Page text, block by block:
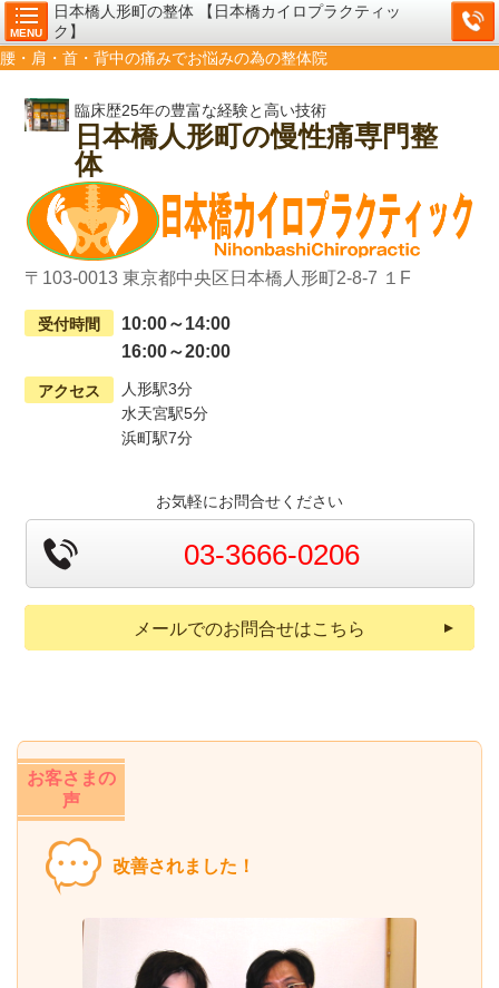
MENU
日本橋人形町の整体 【日本橋カイロプラクティッ
ク】
腰・肩・首・背中の痛みでお悩みの為の整体院
臨床歴25年の豊富な経験と高い技術
日本橋人形町の慢性痛専門整
体
〒103-0013 東京都中央区日本橋人形町2-8-7 １F
受付時間
10:00～14:00
16:00～20:00
アクセス
人形駅3分
水天宮駅5分
浜町駅7分
お気軽にお問合せください
03-3666-0206
メールでのお問合せはこちら
お客さまの
声
改善されました！